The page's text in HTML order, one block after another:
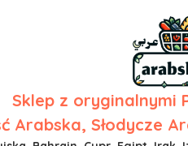
Sklep z oryginalnymi
Arabska, Słodycze